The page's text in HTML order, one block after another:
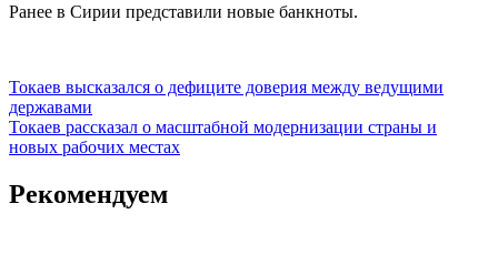
Ранее в Сирии представили новые банкноты.
Навигация
по
записям
Токаев высказался о дефиците доверия между ведущими
державами
Токаев рассказал о масштабной модернизации страны и
новых рабочих местах
Рекомендуем